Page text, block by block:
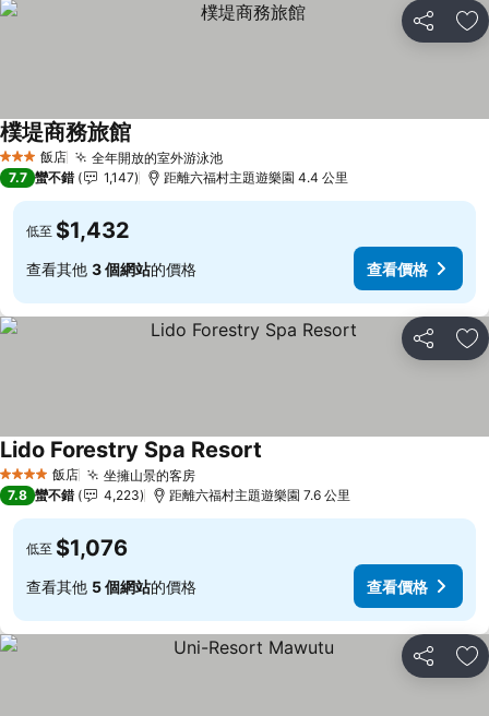
分享 加
3 星級 飯店 全年開放的室外游泳池
樸堤商務旅館
7.7 蠻不錯 1,147 距離六福村主題遊樂園 4.4 公里
低至 $1,432
查看其他 3 個網站的價格 查看價格
分享 加
4 星級 飯店 坐擁山景的客房
Lido Forestry Spa Resort
7.8 蠻不錯 4,223 距離六福村主題遊樂園 7.6 公里
低至 $1,076
查看其他 5 個網站的價格 查看價格
分享 加